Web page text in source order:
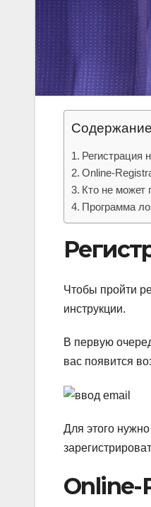
Содержание
Регистрация
Online-
Кто не может
Программа
Чтобы пройти
инструкции.
В первую
вас появится
Для этого
Online-